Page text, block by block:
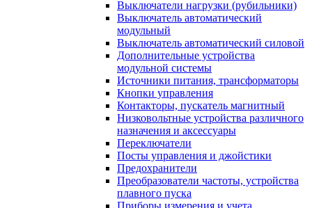
Выключатели нагрузки (рубильники)
Выключатель автоматический
модульный
Выключатель автоматический силовой
Дополнительные устройства
модульной системы
Источники питания, трансформаторы
Кнопки управления
Контакторы, пускатель магнитный
Низковольтные устройства различного
назначения и аксессуары
Переключатели
Посты управления и джойстики
Предохранители
Преобразователи частоты, устройства
плавного пуска
Приборы измерения и учета